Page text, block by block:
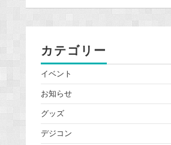
カテゴリー
イベント
お知らせ
グッズ
デジコン